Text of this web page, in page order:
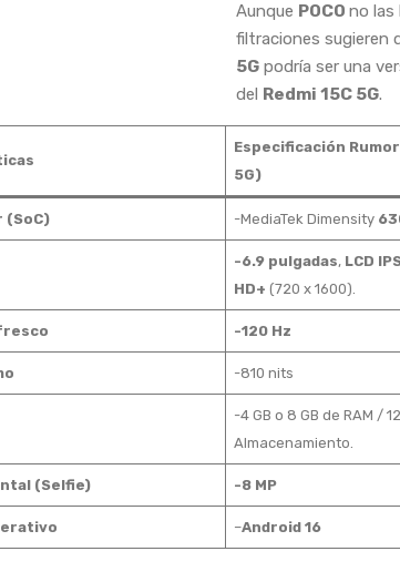
Aunque POCO no las
filtraciones sugieren
5G podría ser una
del Redmi 15C 5G.
Especificación
5G)
(SoC) -MediaTek Dimensity
-6.9 pulgadas, LCD
HD+ (720 x 1600).
-120 Hz
-810 nits
-4 GB o 8 GB de RAM /
Almacenamiento.
(Selfie) -8 MP
–Android 16